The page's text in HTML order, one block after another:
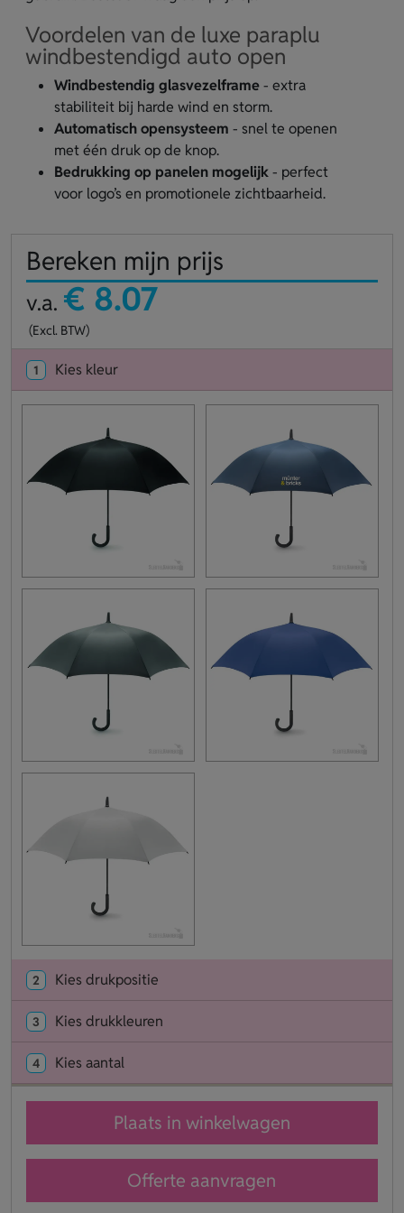
Voordelen van de luxe paraplu
windbestendigd auto open
Windbestendig glasvezelframe- extra
stabiliteit bij harde wind en storm.
Automatisch opensysteem - snel te openen
met één druk op de knop.
Bedrukking op panelen mogelijk- perfect
voor logo’s en promotionele zichtbaarheid.
Bereken mijn prijs
v.a. € 8.07
(Excl. BTW)
1 Kies kleur
2 Kies drukpositie
3 Kies drukkleuren
4 Kies aantal
Plaats in winkelwagen
Offerte aanvragen